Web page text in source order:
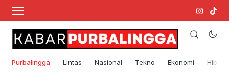
Purbalingga Lintas Nasional Tekno Ekonomi